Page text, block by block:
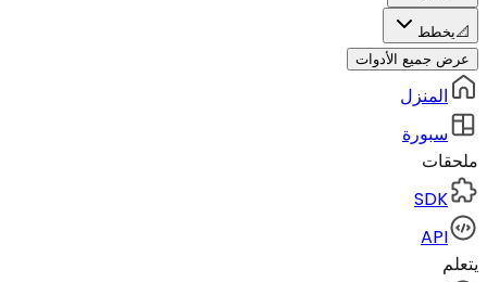
📐يخطط
عرض جميع الأدوات
المنزل
سبورة
ملحقات
SDK
API
يتعلم